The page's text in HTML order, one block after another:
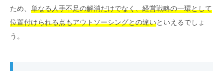
ため、 単なる人手不足の解消だけでなく、経営戦略の一環として
位置付けられる点もアウトソーシングとの違いといえるでしょ
う。